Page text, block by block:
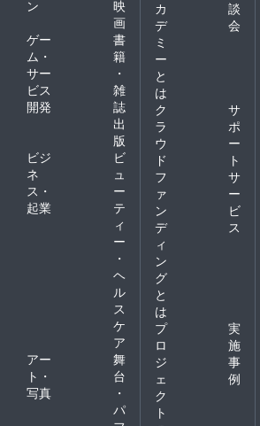
ン
映
画
ゲー
ム・
サー
ビス
開発
書
籍
・
雑
誌
出
版
ビジ
ネ
ス・
起業
ビ
ュ
ー
テ
ィ
ー
・
ヘ
ル
ス
ケ
ア
アー
ト・
写真
舞
台
・
パ
カ
デ
ミ
ー
と
は
談
会
ク
ラ
ウ
ド
フ
ァ
ン
デ
ィ
ン
グ
と
は
サ
ポ
ー
ト
サ
ー
ビ
ス
プ
ロ
ジ
ェ
ク
ト
実
施
事
例